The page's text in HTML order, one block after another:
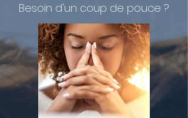
Besoin d'un coup de pouce ?